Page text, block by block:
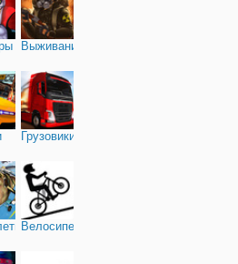
Выживание
Грузовики
Велосипед